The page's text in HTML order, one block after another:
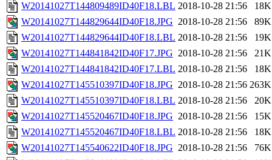
W20141027T144809489ID40F18.LBL 2018-10-28 21:56
18K
W20141027T144829644ID40F18.JPG 2018-10-28 21:56
89K
W20141027T144829644ID40F18.LBL 2018-10-28 21:56
19K
W20141027T144841842ID40F17.JPG 2018-10-28 21:56
21K
W20141027T144841842ID40F17.LBL 2018-10-28 21:56
18K
W20141027T145510397ID40F18.JPG 2018-10-28 21:56 263K
W20141027T145510397ID40F18.LBL 2018-10-28 21:56
20K
W20141027T145520467ID40F18.JPG 2018-10-28 21:56
15K
W20141027T145520467ID40F18.LBL 2018-10-28 21:56
18K
W20141027T145540622ID40F18.JPG 2018-10-28 21:56
76K